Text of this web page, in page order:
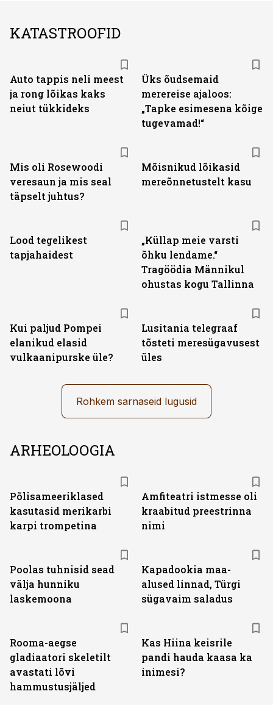
KATASTROOFID
Auto tappis neli meest
ja rong lõikas kaks
neiut tükkideks
Üks õudsemaid
merereise ajaloos:
„Tapke esimesena kõige
tugevamad!“
Mis oli Rosewoodi
veresaun ja mis seal
täpselt juhtus?
Mõisnikud lõikasid
mereõnnetustelt kasu
Lood tegelikest
tapjahaidest
„Küllap meie varsti
õhku lendame.“
Tragöödia Männikul
ohustas kogu Tallinna
Kui paljud Pompei
elanikud elasid
vulkaanipurske üle?
Lusitania telegraaf
tõsteti meresügavusest
üles
Rohkem sarnaseid lugusid
ARHEOLOOGIA
Põlisameeriklased
kasutasid merikarbi
karpi trompetina
Amfiteatri istmesse oli
kraabitud preestrinna
nimi
Poolas tuhnisid sead
välja hunniku
laskemoona
Kapadookia maa-
alused linnad, Türgi
sügavaim saladus
Rooma-aegse
gladiaatori skeletilt
avastati lõvi
hammustusjäljed
Kas Hiina keisrile
pandi hauda kaasa ka
inimesi?